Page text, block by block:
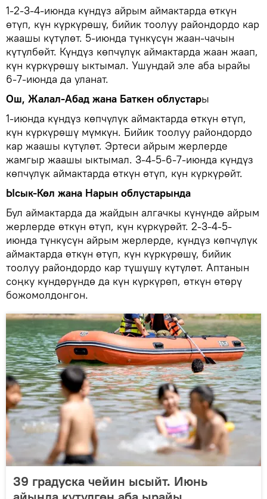
1-2-3-4-июнда күндүз айрым аймактарда өткүн
өтүп, күн күркүрөшү, бийик тоолуу райондордо кар
жаашы күтүлөт. 5-июнда түнкүсүн жаан-чачын
күтүлбөйт. Күндүз көпчүлүк аймактарда жаан жаап,
күн күркүрөшү ыктымал. Ушундай эле аба ырайы
6-7-июнда да уланат.
Ош, Жалал-Абад жана Баткен облустары
1-июнда күндүз көпчүлүк аймактарда өткүн өтүп,
күн күркүрөшү мүмкүн. Бийик тоолуу райондордо
кар жаашы күтүлөт. Эртеси айрым жерлерде
жамгыр жаашы ыктымал. 3-4-5-6-7-июнда күндүз
көпчүлүк аймактарда өткүн өтүп, күн күркүрөйт.
Ысык-Көл жана Нарын облустарында
Бул аймактарда да жайдын алгачкы күнүндө айрым
жерлерде өткүн өтүп, күн күркүрөйт. 2-3-4-5-
июнда түнкүсүн айрым жерлерде, күндүз көпчүлүк
аймактарда өткүн өтүп, күн күркүрөшү, бийик
тоолуу райондордо кар түшүшү күтүлөт. Аптанын
соңку күндөрүндө да күн күркүрөп, өткүн өтөрү
божомолдонгон.
39 градуска чейин ысыйт. Июнь